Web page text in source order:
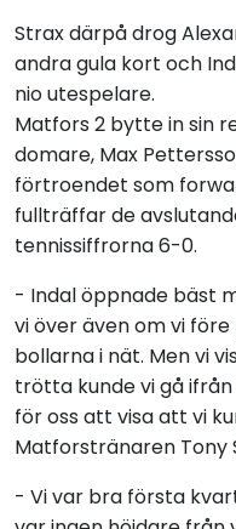
Strax därpå drog
andra gula kort och
nio utespelare.
Matfors 2 bytte in sin
domare, Max
förtroendet som
fullträffar de
tennissiffrorna 6-0.
- Indal öppnade bäst
vi över även om vi
bollarna i nät. Men vi
trötta kunde vi gå
för oss att visa att vi
Matforstränaren Tony
- Vi var bra första